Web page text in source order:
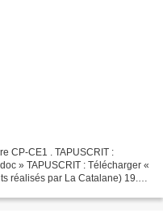
CP-CE1 . TAPUSCRIT :
» TAPUSCRIT : Télécharger «
réalisés par La Catalane) 19.